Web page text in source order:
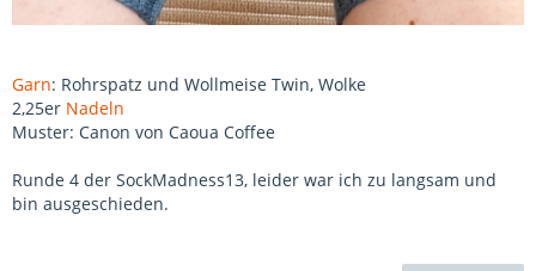
Garn: Rohrspatz und Wollmeise Twin, Wolke
2,25er Nadeln
Muster: Canon von Caoua Coffee
Runde 4 der SockMadness13, leider war ich zu langsam und
bin ausgeschieden.